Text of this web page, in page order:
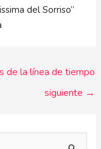
del Sorriso”
de la línea de tiempo
siguiente →